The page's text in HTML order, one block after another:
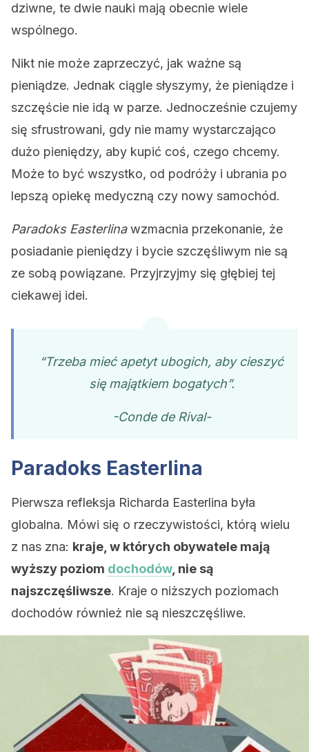
dziwne, te dwie nauki mają obecnie wiele
wspólnego.
Nikt nie może zaprzeczyć, jak ważne są
pieniądze. Jednak ciągle słyszymy, że pieniądze i
szczęście nie idą w parze. Jednocześnie czujemy
się sfrustrowani, gdy nie mamy wystarczająco
dużo pieniędzy, aby kupić coś, czego chcemy.
Może to być wszystko, od podróży i ubrania po
lepszą opiekę medyczną czy nowy samochód.
Paradoks Easterlinawzmacnia przekonanie, że
posiadanie pieniędzy i bycie szczęśliwym nie są
ze sobą powiązane. Przyjrzyjmy się głębiej tej
ciekawej idei.
“Trzeba mieć apetyt ubogich, aby cieszyć
się majątkiem bogatych”.
-Conde de Rival-
Paradoks Easterlina
Pierwsza refleksja Richarda Easterlina była
globalna. Mówi się o rzeczywistości, którą wielu
z nas zna: kraje, w których obywatele mają
wyższy poziom dochodów, nie są
najszczęśliwsze. Kraje o niższych poziomach
dochodów również nie są nieszczęśliwe.